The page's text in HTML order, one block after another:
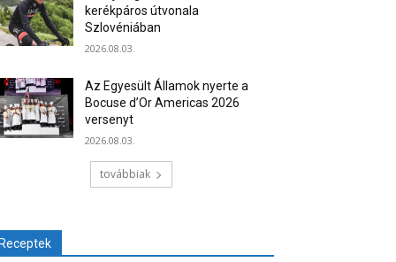
kerékpáros útvonala
Szlovéniában
2026.08.03.
Az Egyesült Államok nyerte a
Bocuse d’Or Americas 2026
versenyt
2026.08.03.
továbbiak